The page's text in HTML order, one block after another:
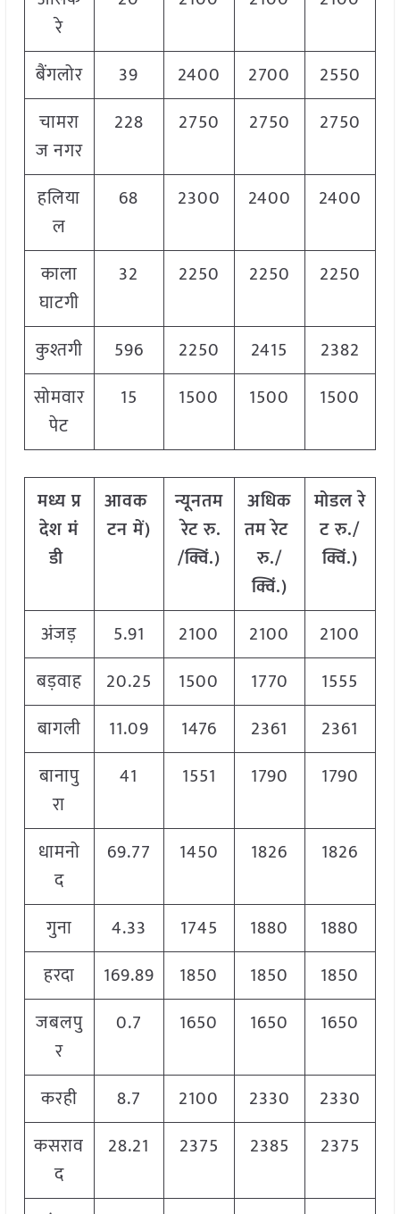
रे
बैंगलोर 39 2400 2700
2550
चामरा
ज नगर
228 2750 2750 2750
हलिया
ल
68 2300 2400 2400
काला
घाटगी
32 2250 2250 2250
कुश्तगी 596 2250 2415
2382
सोमवार
पेट
15 1500 1500 1500
मध्यप्र
देश मं
डी
आवक
टनमें)
न्यूनतम
रेटरु.
/क्विं.)
अधिक
तमरेट
रु./
क्विं.)
मोडलरे
टरु./
क्विं.)
अंजड़ 5.91 2100 2100
2100
बड़वाह
20.25 1500 1770
1555
बागली
11.09 1476 2361
2361
बानापु
रा
41 1551 1790 1790
धामनो
द
69.77 1450 1826 1826
गुना 4.33 1745 1880
1880
हरदा
169.89 1850 1850
1850
जबलपु
र
0.7 1650 1650 1650
करही 8.7 2100 2330
2330
कसराव
द
28.21 2375 2385 2375